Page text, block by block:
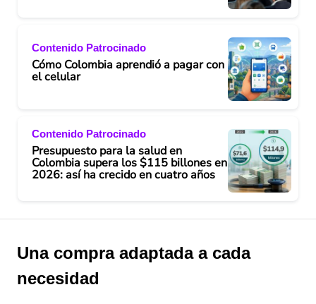
Contenido Patrocinado
Cómo Colombia aprendió a pagar con
el celular
Contenido Patrocinado
Presupuesto para la salud en
Colombia supera los $115 billones en
2026: así ha crecido en cuatro años
Una compra adaptada a cada
necesidad